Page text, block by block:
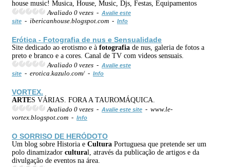
house music! Musica, House, Music, Djs, Festas, Equipamentos
Avaliado 0 vezes - Avalie este
site - ibericanhouse.blogspot.com - Info
Erótica - Fotografia de nus e Sensualidade
Site dedicado ao erotismo e à fotografia de nus, galeria de fotos a
preto e branco e a cores. Canal de TV com videos sensuais.
Avaliado 0 vezes - Avalie este
site - erotica.kazulo.com/ - Info
VORTEX.
ARTES VÁRIAS. FORA A TAUROMÁQUICA.
Avaliado 0 vezes - Avalie este site - www.le-
vortex.blogspot.com - Info
O SORRISO DE HERÓDOTO
Um blog sobre Historia e Cultura Portuguesa que pretende ser um
polo dinamizador cultural, através da publicação de artigos e da
divulgação de eventos na área.